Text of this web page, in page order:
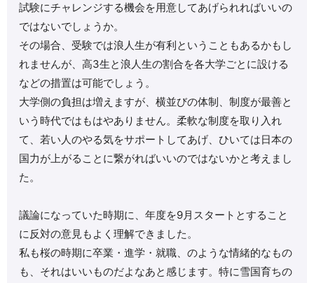
試験にチャレンジする機会を用意してあげられればいいの
ではないでしょうか。
その場合、受験では浪人生が有利ということもあるかもし
れませんが、高3生と浪人生の割合を各大学ごとに設ける
などの措置は可能でしょう。
大学側の負担は増えますが、横並びの体制、制度が最善と
いう時代ではもはやありません。柔軟な制度を取り入れ
て、若い人のやる気をサポートしてあげ、ひいては日本の
国力が上がることに繋がればいいのではないかと考えまし
た。
議論になっていた時期に、年度を9月スタートとすること
に反対の意見もよく理解できました。
私も桜の時期に卒業・進学・就職、のような情緒的なもの
も、それはいいものだよなあと感じます。特に雪国育ちの